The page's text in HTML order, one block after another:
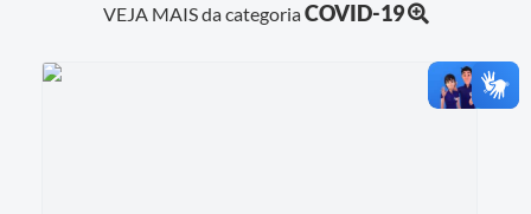
VEJA MAIS da categoriaCOVID-19